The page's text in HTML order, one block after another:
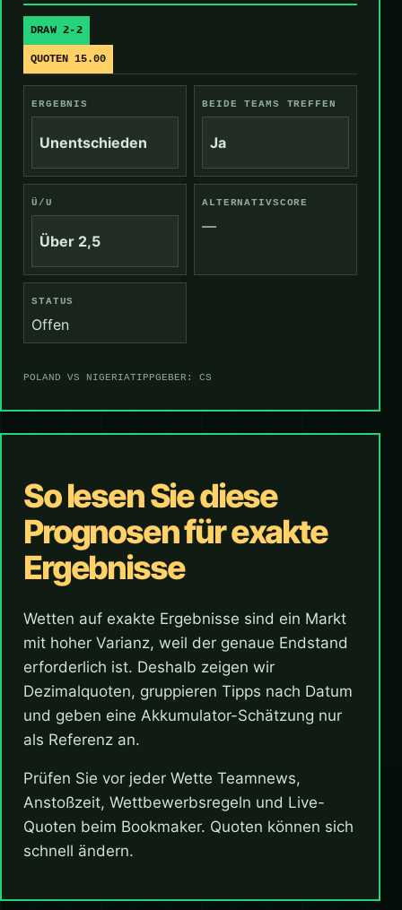
DRAW 2-2
QUOTEN 15.00
ERGEBNIS
Unentschieden
BEIDE TEAMS TREFFEN
Ja
Ü/U
Über 2,5
ALTERNATIVSCORE
—
STATUS
Offen
POLAND VS NIGERIATIPPGEBER: CS
So lesen Sie diese
Prognosen für exakte
Ergebnisse
Wetten auf exakte Ergebnisse sind ein Markt
mit hoher Varianz, weil der genaue Endstand
erforderlich ist. Deshalb zeigen wir
Dezimalquoten, gruppieren Tipps nach Datum
und geben eine Akkumulator-Schätzung nur
als Referenz an.
Prüfen Sie vor jeder Wette Teamnews,
Anstoßzeit, Wettbewerbsregeln und Live-
Quoten beim Bookmaker. Quoten können sich
schnell ändern.